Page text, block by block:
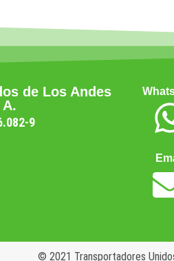
de Los Andes
A.
9
© 2021 Transportadores